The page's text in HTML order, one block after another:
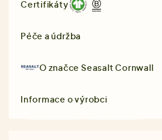
Certifikáty
Péče a údržba
O značceSeasalt Cornwall
Informace o výrobci